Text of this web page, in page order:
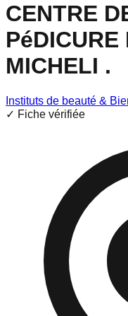
CENTRE
MICHELI .
Instituts de beauté &
✓ Fiche vérifiée